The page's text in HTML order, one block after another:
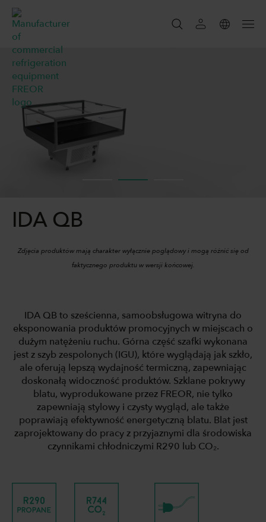
SZUKAJ
IDA QB
Zdjęcia produktów mają charakter wyłącznie poglądowy i mogą różnić się od
faktycznego produktu w wersji końcowej.
IDA QB to sześcienna, samoobsługowa witryna do
eksponowania produktów promocyjnych w miejscach o
dużym natężeniu ruchu. Górna część szafki wykonana
jest z szyb zespolonych (IGU), które wyglądają jak szkło,
ale oferują lepszą wydajność termiczną, zapewniając
doskonałą widoczność produktów. Szklane pokrywy
blatu, wyprodukowane przez FREOR, nie tylko
zapewniają stylowy i czysty wygląd, ale także
poprawiają efektywność energetyczną blatu. Blat jest
zaprojektowany do pracy z przyjaznymi dla środowiska
czynnikami chłodniczymi R290 lub CO₂.